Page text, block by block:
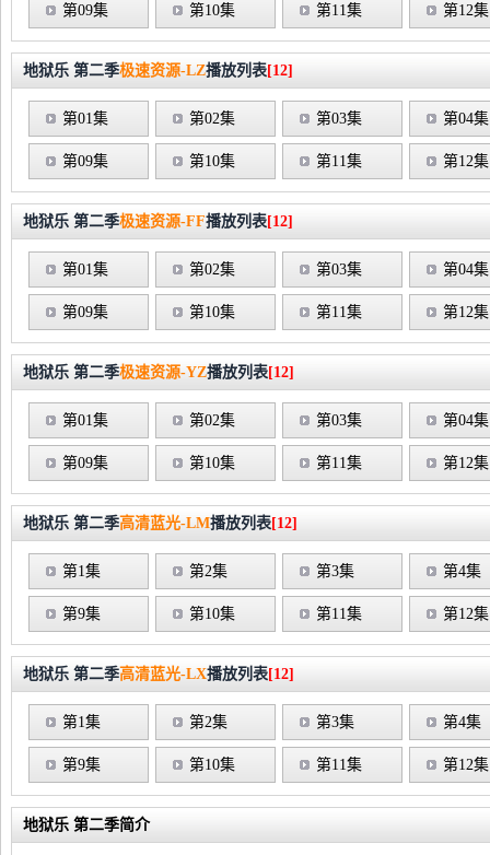
第09集 第10集 第11集 第12集
地狱乐 第二季极速资源-LZ播放列表[12]
第01集 第02集 第03集 第04集
第09集 第10集 第11集 第12集
地狱乐 第二季极速资源-FF播放列表[12]
第01集 第02集 第03集 第04集
第09集 第10集 第11集 第12集
地狱乐 第二季极速资源-YZ播放列表[12]
第01集 第02集 第03集 第04集
第09集 第10集 第11集 第12集
地狱乐 第二季高清蓝光-LM播放列表[12]
第1集 第2集 第3集 第4集
第9集 第10集 第11集 第12集
地狱乐 第二季高清蓝光-LX播放列表[12]
第1集 第2集 第3集 第4集
第9集 第10集 第11集 第12集
地狱乐 第二季简介